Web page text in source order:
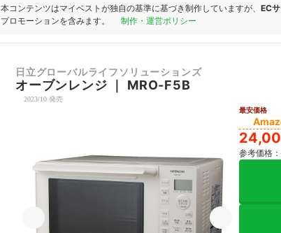
本コンテンツはマイベストが独自の基準に基づき制作していますが、 EC
プロモーションを含みます。
制作・運営ポリシー
日立グローバルライフソリューションズ
オーブンレンジ MRO-F5B
2023/10 発売
最安価格
参考価格：